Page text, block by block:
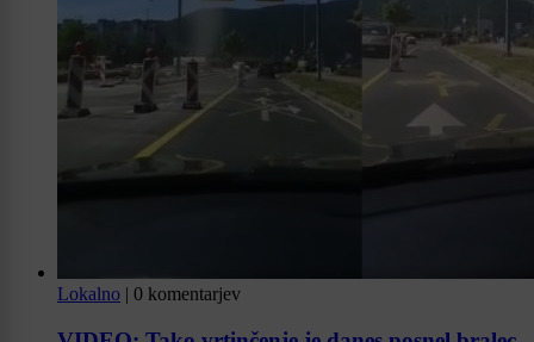
Lokalno | 0 komentarjev